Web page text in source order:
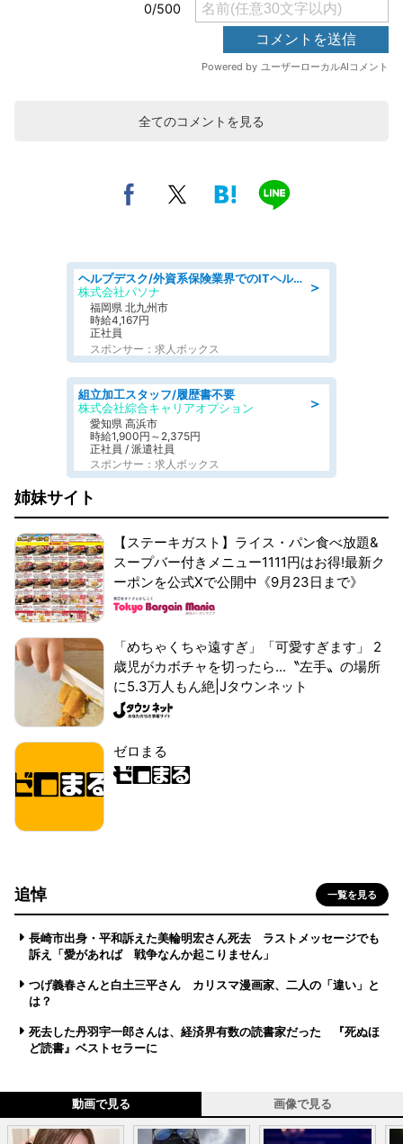
全てのコメントを見る
＞
ヘルプデスク/外資系保険業界でのITヘルプデスク業務/駅近/即日勤務可/ヘルプデスク
株式会社パソナ
福岡県 北九州市
時給4,167円
正社員
スポンサー：求人ボックス
＞
組立加工スタッフ/履歴書不要
株式会社綜合キャリアオプション
愛知県 高浜市
時給1,900円～2,375円
正社員 / 派遣社員
スポンサー：求人ボックス
姉妹サイト
【ステーキガスト】ライス・パン食べ放題&
スープバー付きメニュー1111円はお得!最新ク
ーポンを公式Xで公開中《9月23日まで》
「めちゃくちゃ遠すぎ」「可愛すぎます」 2
歳児がカボチャを切ったら...〝左手〟の場所
に5.3万人もん絶|Jタウンネット
ゼロまる
追悼 一覧を見る
長崎市出身・平和訴えた美輪明宏さん死去 ラストメッセージでも
訴え「愛があれば 戦争なんか起こりません」
つげ義春さんと白土三平さん カリスマ漫画家、二人の「違い」と
は？
死去した丹羽宇一郎さんは、経済界有数の読書家だった 『死ぬほ
ど読書』ベストセラーに
動画で見る 画像で見る